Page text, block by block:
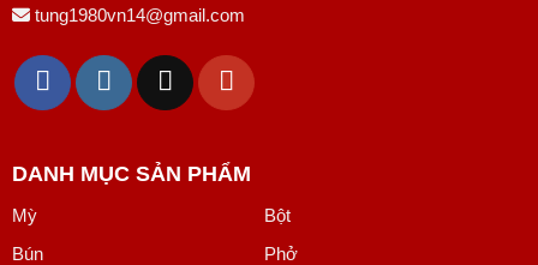
tung1980vn14@gmail.com
DANH MỤC SẢN PHẨM
Mỳ
Bột
Bún
Phở